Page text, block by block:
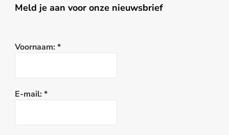
Meld je aan voor onze nieuwsbrief
Voornaam: *
E-mail: *